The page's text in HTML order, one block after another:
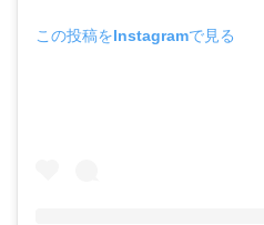
この投稿をInstagramで見る